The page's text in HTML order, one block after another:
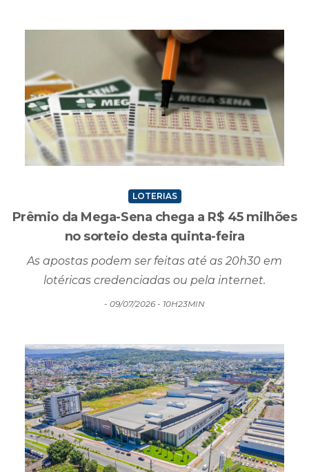
LOTERIAS
Prêmio da Mega-Sena chega a R$ 45 milhões
no sorteio desta quinta-feira
As apostas podem ser feitas até as 20h30 em
lotéricas credenciadas ou pela internet.
- 09/07/2026 - 10H23MIN